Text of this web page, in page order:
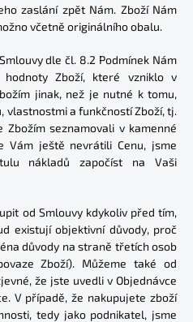
zaslání zpět Nám. Zboží Nám
včetně originálního obalu.
dle čl. 8.2 Podmínek Nám
Zboží, které vzniklo v
jinak, než je nutné k tomu,
vlastnostmi a funkčností Zboží, tj.
seznamovali v kamenné
Vám ještě nevrátili Cenu, jsme
nákladů započíst na Vaši
od Smlouvy kdykoliv před tím,
existují objektivní důvody, proč
důvody na straně třetích osob
Zboží). Můžeme také od
že jste uvedli v Objednávce
V případě, že nakupujete zboží
tedy jako podnikatel, jsme